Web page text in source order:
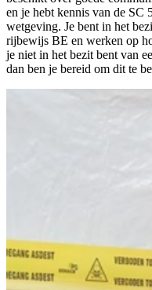
en je hebt kennis van de SC
wetgeving. Je bent in het
rijbewijs BE en werken op
je niet in het bezit bent van
dan ben je bereid om dit te